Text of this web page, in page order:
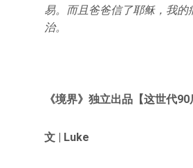
易。而且爸爸信了耶稣，我的
治。
《境界》 独立出品 【这世代90
文 | Luke